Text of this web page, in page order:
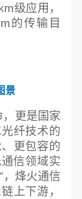
级应用，
的传输目
景
更是国家
纤技术的
更包容的
信领域实
，烽火通信
上下游，